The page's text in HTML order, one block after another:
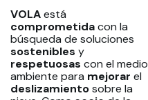
VOLAestá
comprometidacon la
búsqueda de soluciones
sostenibles y
respetuosas con el medio
ambiente para mejorar el
deslizamientosobre la